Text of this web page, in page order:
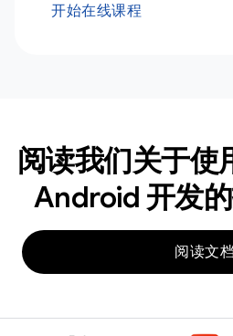
开始在线课程
阅读我们关于使
Android 开发
阅读文档